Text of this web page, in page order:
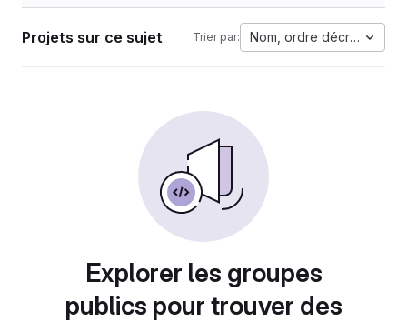
Projets sur ce sujet Trier par: Nom, ordre décroissant
Explorer les groupes
publics pour trouver des